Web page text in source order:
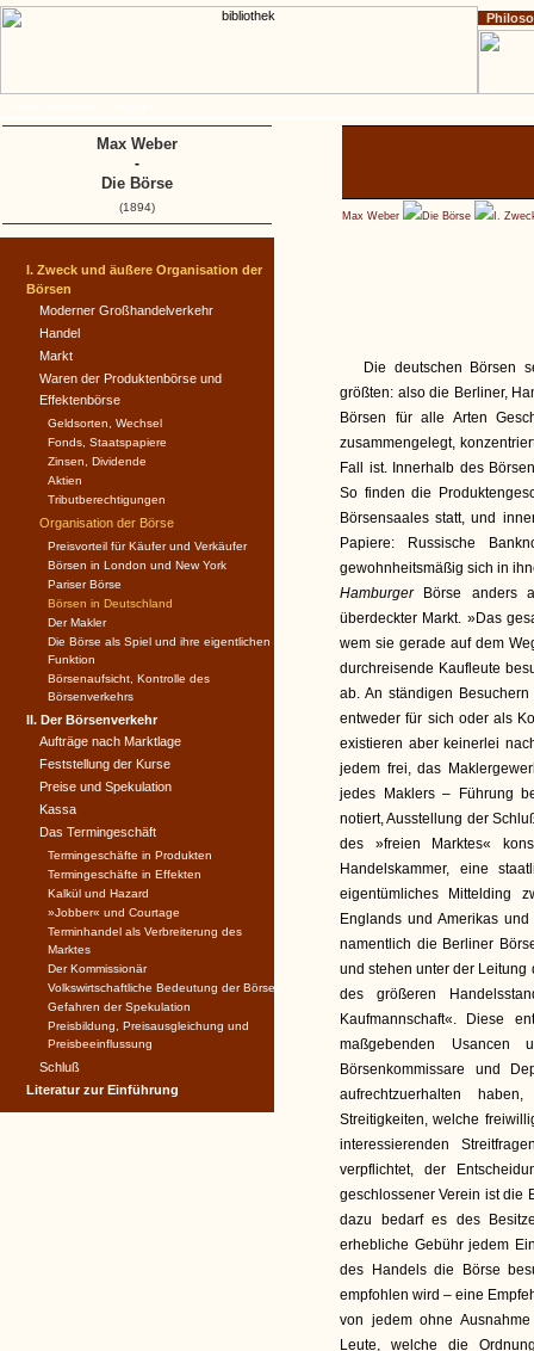
Max Weber Die Börse I.
Die deutschen Börsen
größten: also die Berliner,
Börsen für alle Arten
zusammengelegt,
Fall ist. Innerhalb des
So finden die
Börsensaales statt, und
Papiere: Russische
gewohnheitsmäßig sich in
Hamburger
Börse anders
überdeckter Markt. »Das
wem sie gerade auf dem
durchreisende Kaufleute
ab. An ständigen
entweder für sich oder als
existieren aber keinerlei
jedem frei, das
jedes Maklers – Führung
notiert, Ausstellung der
des »freien Marktes«
Handelskammer, eine
eigentümliches Mittelding
Englands und Amerikas
namentlich die Berliner
und stehen unter der Leitung
des größeren
Kaufmannschaft«. Diese
maßgebenden
Börsenkommissare und
aufrechtzuerhalten
Streitigkeiten, welche
interessierenden
verpflichtet, der
geschlossener Verein ist die
dazu bedarf es des
erhebliche Gebühr jedem
des Handels die Börse
empfohlen wird – eine
von jedem ohne
Leute, welche die
I. Zweck und äußere Organisation der
Börsen
Moderner Großhandelverkehr
Handel
Markt
Waren der Produktenbörse und
Effektenbörse
Geldsorten, Wechsel
Fonds, Staatspapiere
Zinsen, Dividende
Aktien
Tributberechtigungen
Organisation der Börse
Preisvorteil für Käufer und Verkäufer
Börsen in London und New York
Pariser Börse
Börsen in Deutschland
Der Makler
Die Börse als Spiel und ihre eigentlichen
Funktion
Börsenaufsicht, Kontrolle des
Börsenverkehrs
II. Der Börsenverkehr
Aufträge nach Marktlage
Feststellung der Kurse
Preise und Spekulation
Kassa
Das Termingeschäft
Termingeschäfte in Produkten
Termingeschäfte in Effekten
Kalkül und Hazard
»Jobber« und Courtage
Terminhandel als Verbreiterung des
Marktes
Der Kommissionär
Volkswirtschaftliche Bedeutung der Börse
Gefahren der Spekulation
Preisbildung, Preisausgleichung und
Preisbeeinflussung
Schluß
Literatur zur Einführung
Max Weber
-
Die Börse
(1894)